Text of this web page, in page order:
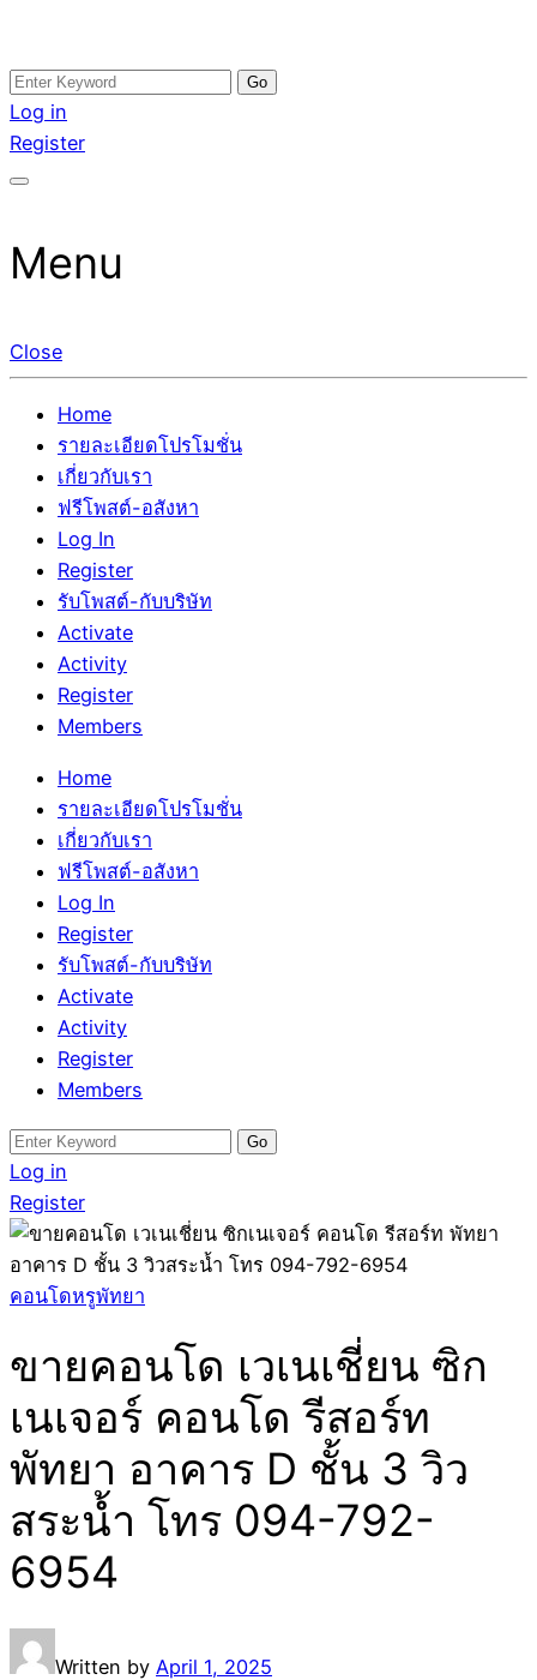
Skip
to
content
อสังหาโพสต์ รีวิวเยอะ รับจ้างโพสต์ขายบ้าน รับจ้างโพสต์อสัง
หา แตกต่างอย่างตั้งใจ รับรองผล อันดับ1 การโพสต์ขายอสังหา
กับทีมงานบริษัท บ้าน ที่ดิน คอนโด ติดGoogleหน้าแรกได้จริงๆ
รับจ้างโพสอสังหา ขายบ้าน อสังหาโพสต์ เชื่อถือได้จริง รับ
โพสต์ ที่ดิน กับทีมงานบริษัท ถูกและดีที่สุด ไม่มีค่านายหน้า
ขายได้จริงๆ ช่วยสร้างโอกาสในการขายได้มากกว่า ที่เดียว ที่
Search
for:
Log in
Register
Menu
Close
Home
รายละเอียดโปรโมชั่น
เกี่ยวกับเรา
ฟรีโพสต์-อสังหา
Log In
Register
รับโพสต์-กับบริษัท
Activate
Activity
Register
Members
Home
รายละเอียดโปรโมชั่น
เกี่ยวกับเรา
ฟรีโพสต์-อสังหา
Log In
Register
รับโพสต์-กับบริษัท
Activate
Activity
Register
Members
Search
for:
Log in
Register
คอนโดหรูพัทยา
ขายคอนโด เวเนเชี่ยน ซิก
เนเจอร์ คอนโด รีสอร์ท
พัทยา อาคาร D ชั้น 3 วิว
สระน้ำ โทร 094-792-
6954
Written by April 1, 2025